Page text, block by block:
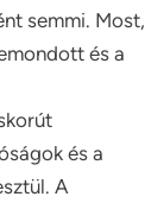
semmi. Most,
és a
és a
A